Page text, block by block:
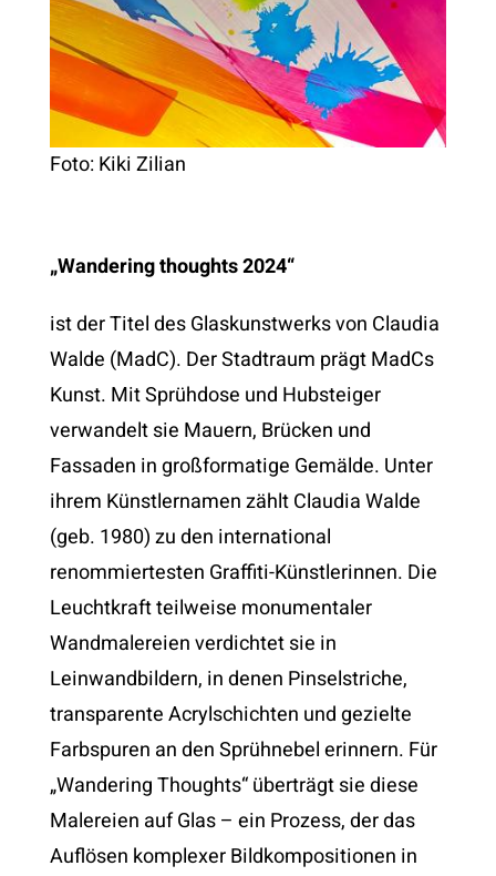
Foto: Kiki Zilian
„Wandering thoughts 2024“
ist der Titel des Glaskunstwerks von Claudia
Walde (MadC). Der Stadtraum prägt MadCs
Kunst. Mit Sprühdose und Hubsteiger
verwandelt sie Mauern, Brücken und
Fassaden in großformatige Gemälde. Unter
ihrem Künstlernamen zählt Claudia Walde
(geb. 1980) zu den international
renommiertesten Graffiti-Künstlerinnen. Die
Leuchtkraft teilweise monumentaler
Wandmalereien verdichtet sie in
Leinwandbildern, in denen Pinselstriche,
transparente Acrylschichten und gezielte
Farbspuren an den Sprühnebel erinnern. Für
„Wandering Thoughts“ überträgt sie diese
Malereien auf Glas – ein Prozess, der das
Auflösen komplexer Bildkompositionen in